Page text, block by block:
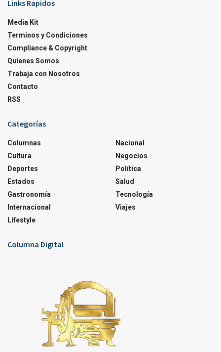
Links Rapidos
Media Kit
Terminos y Condiciones
Compliance & Copyright
Quienes Somos
Trabaja con Nosotros
Contacto
RSS
Categorías
Columnas
Cultura
Deportes
Estados
Gastronomía
Internacional
Lifestyle
Nacional
Negocios
Política
Salud
Tecnología
Viajes
Columna Digital